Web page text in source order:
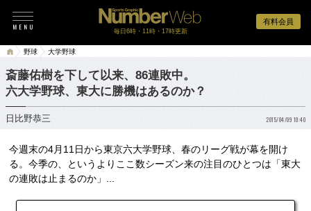
有料会員
毎日6時・11時・17時更新
野球 大学野球
斎藤佑樹を下して以来、86連敗中。
六大学野球、東大に勝機はあるのか？
日比野恭三 2015/04/09 10:40
今週末の4月11日から東京六大学野球、春のリーグ戦が幕を開け
る。今季の、というよりここ数シーズン来の注目のひとつは「東大
の連敗は止まるのか」...